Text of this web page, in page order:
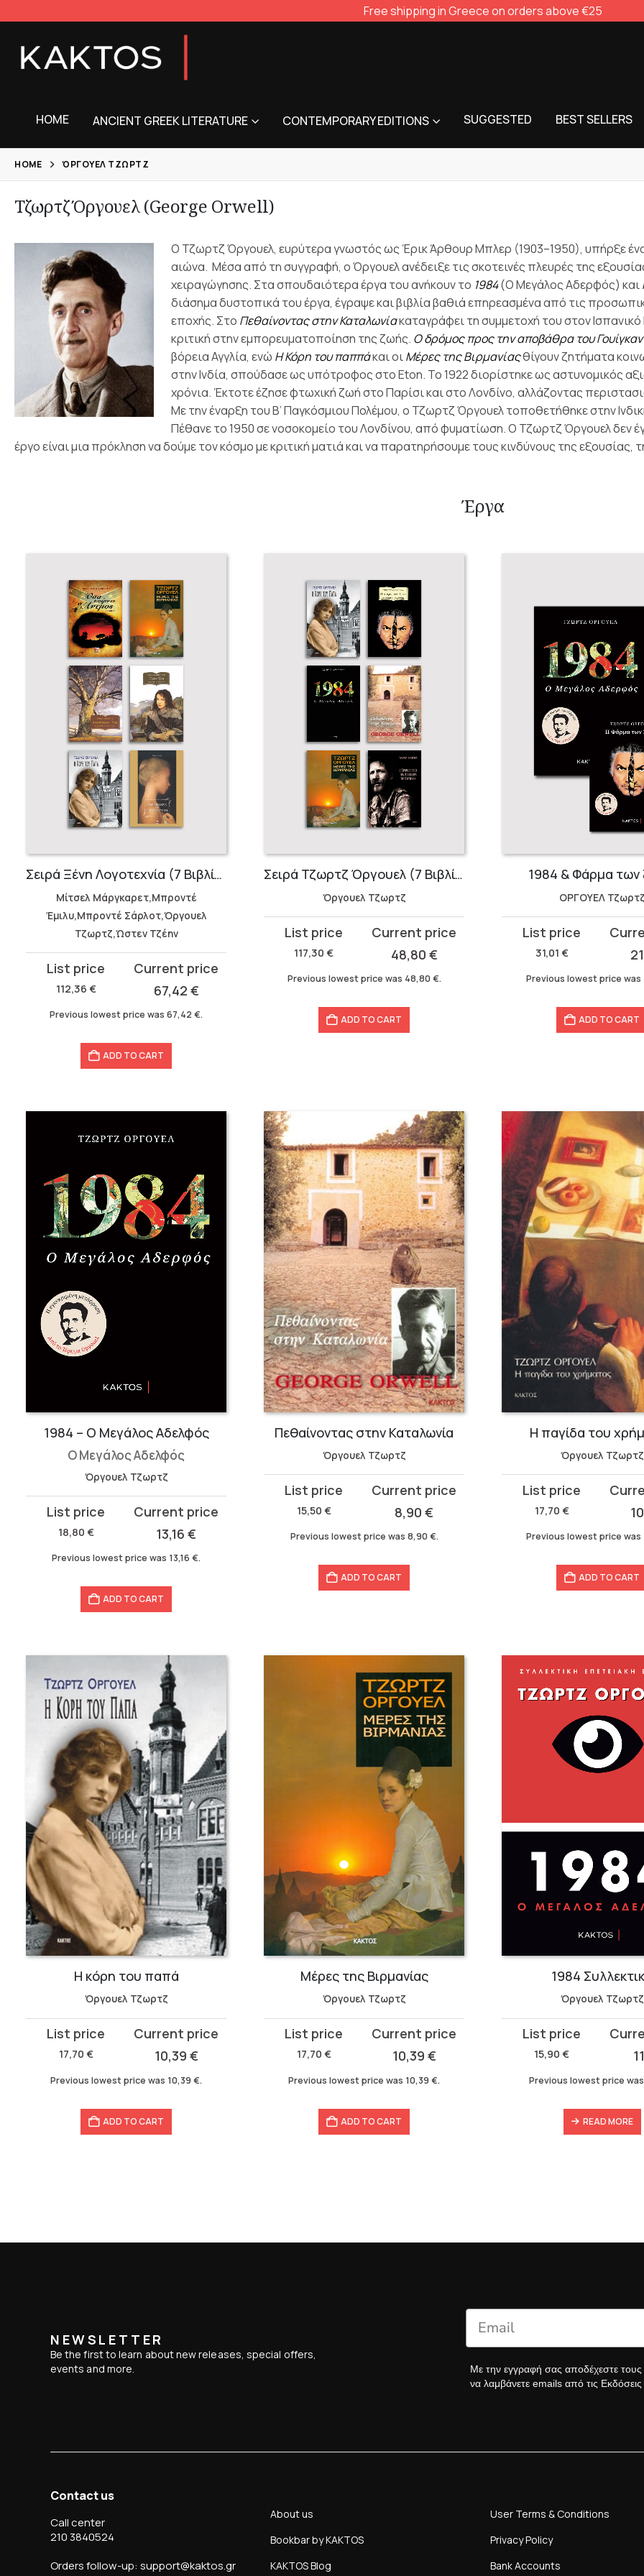
Free shipping in Greece on orders above €25
HOME ANCIENT GREEK LITERATURE CONTEMPORARY EDITIONS SUGGESTED BEST SELLERS
HOME ΌΡΓΟΥΕΛ ΤΖΩΡΤΖ
Τζωρτζ Όργουελ (George Orwell)
Ο Τζωρτζ Όργουελ, ευρύτερα γνωστός ως Έρικ Άρθουρ Μπλερ (1903–1950), υπήρξε
αιώνα. Μέσα από τη συγγραφή, ο Όργουελ ανέδειξε τις σκοτεινές πλευρές της
χειραγώγησης. Στα σπουδαιότερα έργα του ανήκουν το 1984(Ο Μεγάλος Αδερφός) και
διάσημα δυστοπικά του έργα, έγραψε και βιβλία βαθιά επηρεασμένα από τις
εποχής. Στο Πεθαίνοντας στην Καταλωνίακαταγράφει τη συμμετοχή του στον
κριτική στην εμπορευματοποίηση της ζωής. Ο δρόμος προς την αποβάθρα του Γουίγκαν
βόρεια Αγγλία, ενώ Η Κόρη του παππάκαι οιΜέρες της Βιρμανίαςθίγουν ζητήματα
στην Ινδία, σπούδασε ως υπότροφος στο Eton. Το 1922 διορίστηκε ως αστυνομικός
χρόνια. Έκτοτε έζησε φτωχική ζωή στο Παρίσι και στο Λονδίνο, αλλάζοντας
Με την έναρξη του Β’ Παγκόσμιου Πολέμου, ο Τζωρτζ Όργουελ τοποθετήθηκε στην
Πέθανε το 1950 σε νοσοκομείο του Λονδίνου, από φυματίωση.Ο Τζωρτζ Όργουελ δεν
έργο είναι μια πρόκληση να δούμε τον κόσμο με κριτική ματιά και να παρατηρήσουμε τους κινδύνους της
Έργα
Σειρά Ξένη Λογοτεχνία (7 Βιβλία)
Μίτσελ Μάργκαρετ,Μπροντέ
Έμιλυ,Μπροντέ Σάρλοτ,Όργουελ
Τζωρτζ,Ώστεν Τζέην
112,36 €
Original
was:
67,42 €
Current
Previous lowest price was 67,42 €.
ADD TO CART
Σειρά Τζωρτζ Όργουελ (7 Βιβλία)
Όργουελ Τζωρτζ
117,30€
Original
was:
48,80 €
Current
Previous lowest price was 48,80 €.
ADD TO CART
1984 & Φάρμα
ΟΡΓΟΥΕΛ Τζωρτζ
31,01 €
Original
was:
Current
Previous lowest price was
ADD TO CART
1984 – Ο Μεγάλος Αδελφός
Ο Μεγάλος Αδελφός
Όργουελ Τζωρτζ
18,80 €
Original
was:
13,16€
Current
Previous lowest price was 13,16 €.
ADD TO CART
Πεθαίνοντας στην Καταλωνία
Όργουελ Τζωρτζ
15,50 €
Original
was:
8,90€
Current
Previous lowest price was 8,90 €.
ADD TO CART
Η παγίδα του
Όργουελ Τζωρτζ
17,70 €
Original
was:
Current
Previous lowest price was
ADD TO CART
Η κόρη του παπά
Όργουελ Τζωρτζ
17,70 €
Original
was:
10,39 €
Current
Previous lowest price was 10,39 €.
ADD TO CART
Μέρες της Βιρμανίας
Όργουελ Τζωρτζ
17,70 €
Original
was:
10,39 €
Current
Previous lowest price was 10,39 €.
ADD TO CART
1984
Όργουελ Τζωρτζ
15,90€
Original
was:
Current
Previous lowest price was
READ MORE
NEWSLETTER
Be the first to learn about new releases, special offers,
events and more.
Με την εγγραφή σας αποδέχεστε τους
να λαμβάνετε emails από τις
Contact us
Call center
210 3840524
Orders follow-up: support@kaktos.gr
About us
Bookbar by KAKTOS
KAKTOS Blog
User Terms & Conditions
Privacy Policy
Bank Accounts